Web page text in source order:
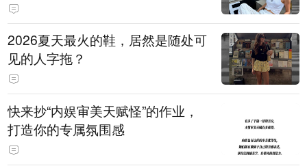
2026夏天最火的鞋，居然是随处可
见的人字拖？
快来抄“内娱审美天赋怪”的作业，
打造你的专属氛围感